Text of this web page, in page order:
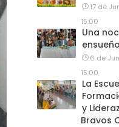
17 de
15:00
Una
6 de
15:00
La
y
Bravos